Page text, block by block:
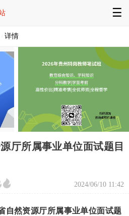
☰
详情
厅所属事业单位面试题目
2024/06/10 11:42
自然资源厅所属事业单位面试题